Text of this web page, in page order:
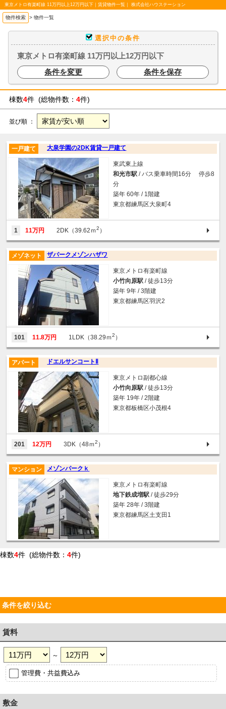
東京メトロ有楽町線 11万円以上12万円以下｜賃貸物件一覧｜ 株式会社ハウステーション
物件検索 > 物件一覧
選択中の条件
東京メトロ有楽町線 11万円以上12万円以下
条件を変更
条件を保存
棟数4件 (総物件数： 4件)
並び順 ：
大泉学園の2DK賃貸一戸建て
一戸建て
東武東上線
和光市駅 / バス乗車時間16分 停歩8
分
築年 60年 / 1階建
東京都練馬区大泉町4
1 11万円 2DK（39.62ｍ2 ）
ザパークメゾンハザワ
メゾネット
東京メトロ有楽町線
小竹向原駅 / 徒歩13分
築年 9年 / 3階建
東京都練馬区羽沢2
101 11.8万円 1LDK（38.29ｍ2 ）
ドエルサンコートⅡ
アパート
東京メトロ副都心線
小竹向原駅 / 徒歩13分
築年 19年 / 2階建
東京都板橋区小茂根4
201 12万円 3DK（48ｍ2 ）
メゾンパークｋ
マンション
東京メトロ有楽町線
地下鉄成増駅 / 徒歩29分
築年 28年 / 3階建
東京都練馬区土支田1
棟数4件 (総物件数： 4件)
条件を絞り込む
賃料
～
管理費・共益費込み
敷金